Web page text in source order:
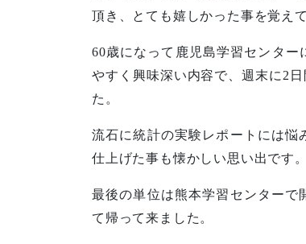
頂き、とても嬉しかった事を覚え
60歳になって鹿児島学習センター
やすく興味深い内容で、週末に2
た。
流石に統計の実験レポートには悩
仕上げた事も懐かしい思い出です。
最後の単位は熊本学習センターで
て帰って来ました。